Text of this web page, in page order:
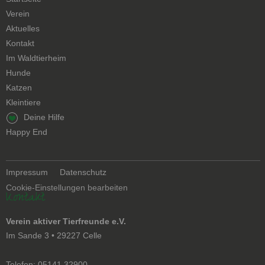
überspringen
Verein
Aktuelles
Kontakt
Navigation
überspringen
Im Waldtierheim
Hunde
Katzen
Kleintiere
Navigation
überspringen
Deine Hilfe
Happy End
Navigation
überspringen
Impressum
Datenschutz
Cookie-Einstellungen bearbeiten
Kontakt
Verein aktiver Tierfreunde e.V.
Im Sande 3 • 29227 Celle